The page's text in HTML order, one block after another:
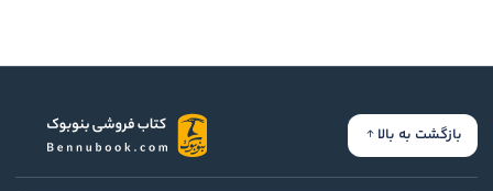
بازگشت به بالا